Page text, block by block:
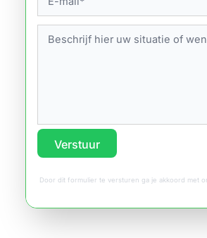
Verstuur
Door dit formulier te versturen ga je akkoord met